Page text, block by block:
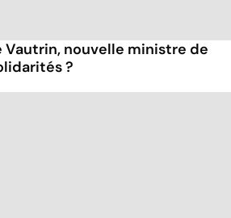
Vautrin, nouvelle ministre de
?